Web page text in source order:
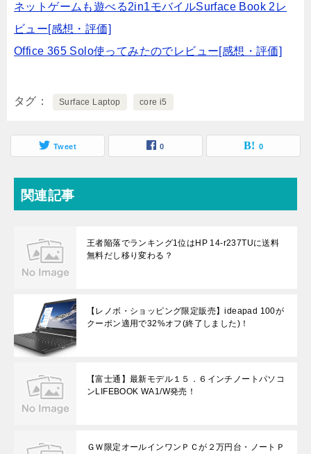
ネットゲームも遊べる2in1モバイルSurface Book 2レ
ビュー[感想・評価]
Office 365 Solo使ってみたのでレビュー[感想・評価]
タグ Surface Laptop core i5
Tweet 0 0
関連記事
王者陥落でランキング1位はHP 14-r237TUに送料
無料だし移り変わる？
【レノボ・ショッピング限定販売】ideapad 100が
クーポン適用で32%オフ(終了しました)！
【富士通】最新モデル１５．６インチノートパソコ
ンLIFEBOOK WA1/W発売！
ＧＷ限定オールインワンＰＣが２万円台・ノートＰ